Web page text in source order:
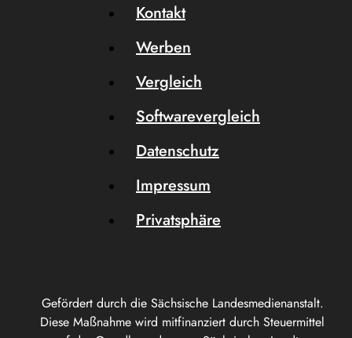
Gefördert durch die Sächsische Landesmedienanstalt.
Diese Maßnahme wird mitfinanziert durch Steuermittel
Kontakt
Werben
Vergleich
Softwarevergleich
Datenschutz
Impressum
Privatsphäre